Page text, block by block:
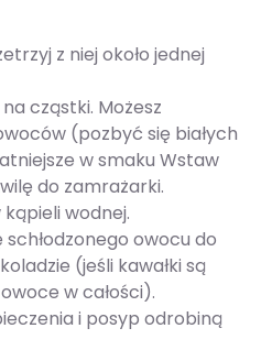
z niej około jednej
cząstki. Możesz
(pozbyć się białych
w smaku Wstaw
do zamrażarki.
wodnej.
owocu do
(jeśli kawałki są
w całości).
i posyp odrobiną